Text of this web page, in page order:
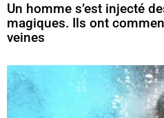
Un homme s’est injecté
magiques. Ils ont
veines